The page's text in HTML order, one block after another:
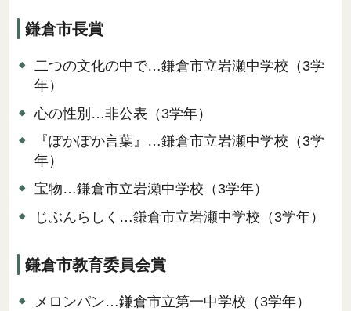
鎌倉市長賞
二つの文化の中で…鎌倉市立岩瀬中学校（3学
年）
心の性別…非公表（3学年）
『ぽかぽか言葉』…鎌倉市立岩瀬中学校（3学
年）
宝物…鎌倉市立岩瀬中学校（3学年）
じぶんらしく…鎌倉市立岩瀬中学校（3学年）
鎌倉市教育委員会賞
メロンパン…鎌倉市立第一中学校（3学年）